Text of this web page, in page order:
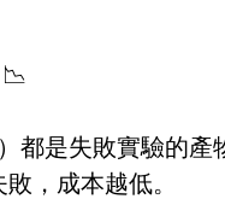
📉
都是失敗實驗的產
，成本越低。